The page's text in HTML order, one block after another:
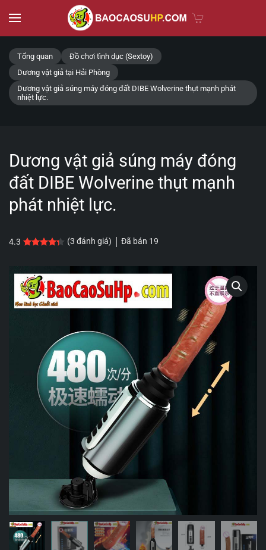
Skip to main content
Tổng quan
Đồ chơi tình dục (Sextoy)
Dương vật giả tại Hải Phòng
Dương vật giả súng máy đóng đất DIBE Wolverine thụt mạnh phát
nhiệt lực.
Dương vật giả súng máy đóng
đất DIBE Wolverine thụt mạnh
phát nhiệt lực.
4.3 4.3 trên 5 dựa trên
3 đánh giá
(3 đánh giá) Đã bán 19